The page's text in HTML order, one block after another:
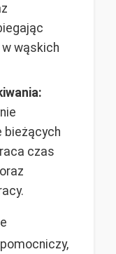
wąskich
bieżących
czas